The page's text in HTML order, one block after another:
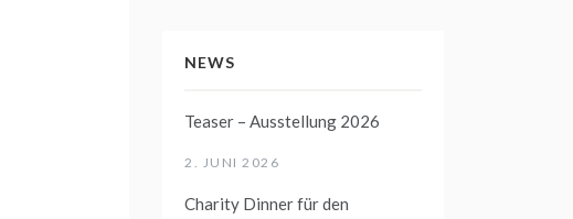
NEWS
Teaser – Ausstellung 2026
2. JUNI 2026
Charity Dinner für den